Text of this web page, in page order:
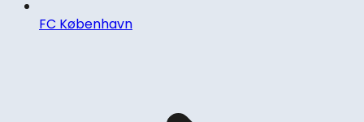
FC København